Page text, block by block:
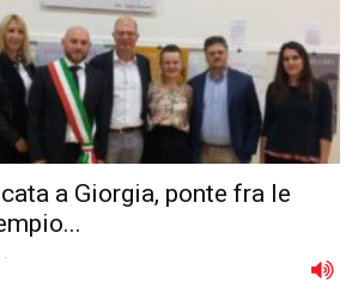
a Giorgia, ponte fra le
-